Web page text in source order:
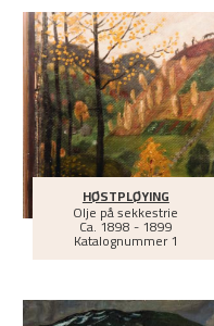
HØSTPLØYING
Olje på sekkestrie
Ca. 1898 - 1899
Katalognummer 1